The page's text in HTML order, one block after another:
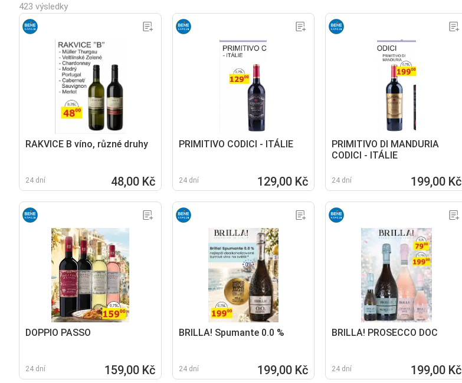
423 výsledky
RAKVICE B víno, různé druhy
24 dní 48,00 Kč
PRIMITIVO CODICI - ITÁLIE
24 dní 129,00 Kč
PRIMITIVO DI MANDURIA
CODICI - ITÁLIE
24 dní 199,00 Kč
DOPPIO PASSO
24 dní 159,00 Kč
BRILLA! Spumante 0.0 %
24 dní 199,00 Kč
BRILLA! PROSECCO DOC
24 dní 199,00 Kč